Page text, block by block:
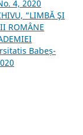
4, 2020
“LIMBĂ ŞI
ROMÂNE
Babeș-